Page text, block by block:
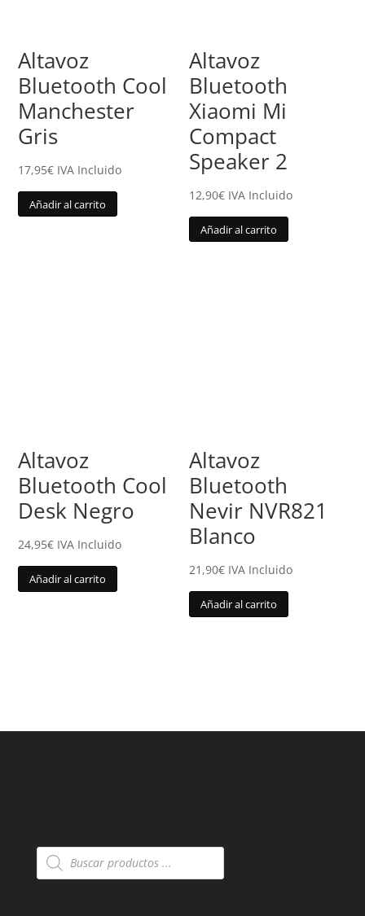
Altavoz
Bluetooth Cool
Manchester
Gris
17,95€ IVA Incluido
Añadir al carrito
Altavoz
Bluetooth
Xiaomi Mi
Compact
Speaker 2
12,90€ IVA Incluido
Añadir al carrito
Altavoz
Bluetooth Cool
Desk Negro
24,95€ IVA Incluido
Añadir al carrito
Altavoz
Bluetooth
Nevir NVR821
Blanco
21,90€ IVA Incluido
Añadir al carrito
Búsqueda